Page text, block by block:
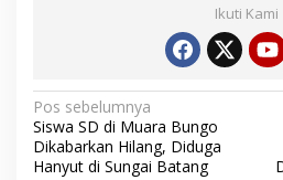
Ikuti Kami
N
a
Pos sebelumnya
Siswa SD di Muara Bungo
Dikabarkan Hilang, Diduga
Hanyut di Sungai Batang